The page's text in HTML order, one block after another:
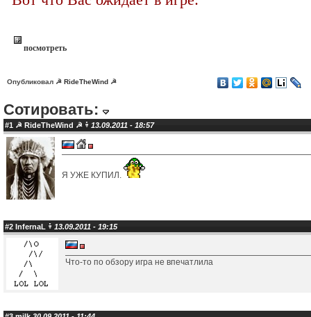
посмотреть
Опубликовал ☭ RideTheWind ☭
Сотировать:
#1 ☭ RideTheWind ☭ 13.09.2011 - 18:57
Я УЖЕ КУПИЛ.
#2 InfernaL 13.09.2011 - 19:15
Что-то по обзору игра не впечатлила